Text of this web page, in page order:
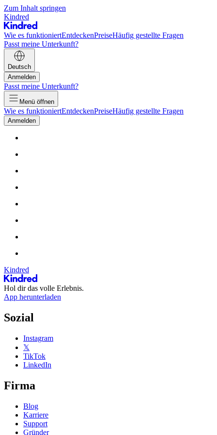
Zum Inhalt springen
Kindred
Wie es funktioniertEntdeckenPreiseHäufig gestellte Fragen
Passt meine Unterkunft?
Deutsch
Anmelden
Passt meine Unterkunft?
Menü öffnen
Wie es funktioniertEntdeckenPreiseHäufig gestellte Fragen
Anmelden
Kindred
Hol dir das volle Erlebnis.
App herunterladen
Sozial
Instagram
𝕏
TikTok
LinkedIn
Firma
Blog
Karriere
Support
Gründer